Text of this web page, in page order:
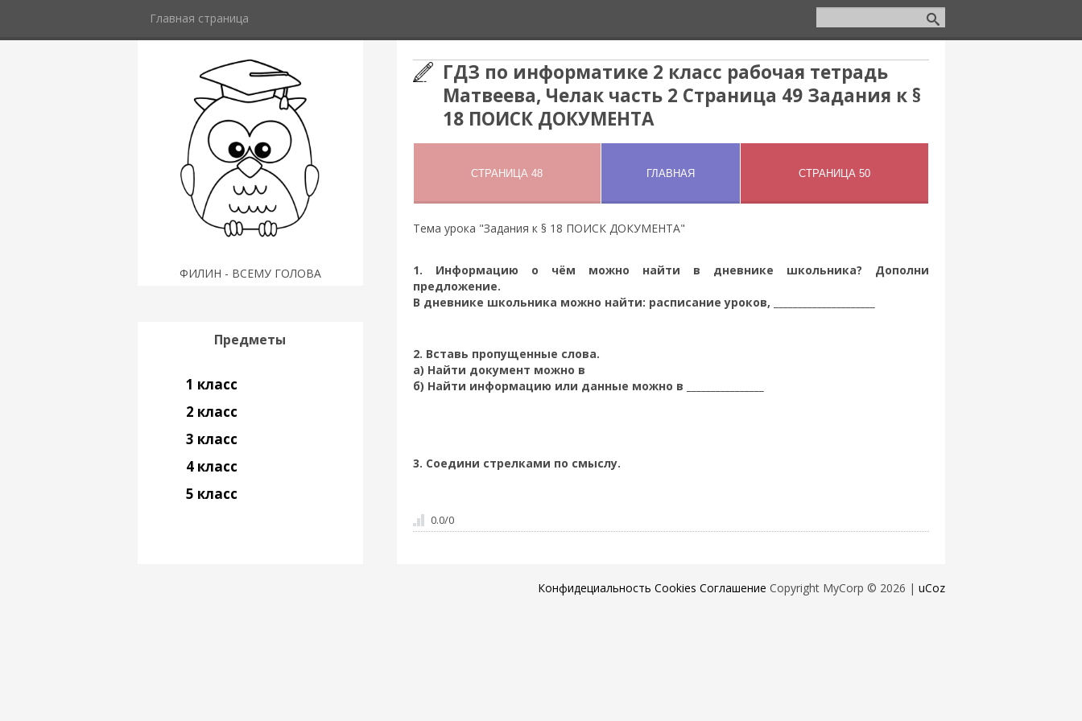
Главная страница
ФИЛИН - ВСЕМУ ГОЛОВА
ГДЗ по информатике 2 класс рабочая тетрадь
Матвеева, Челак часть 2 Страница 49 Задания к §
18 ПОИСК ДОКУМЕНТА
Тема урока "Задания к § 18 ПОИСК ДОКУМЕНТА"
1. Информацию о чём можно найти в дневнике школьника? Дополни
предложение.
В дневнике школьника можно найти: расписание уроков, _____________________
2. Вставь пропущенные слова.
а) Найти документ можно в
б) Найти информацию или данные можно в ________________
3. Соедини стрелками по смыслу.
0.0/0
Предметы
1 класс
2 класс
3 класс
4 класс
5 класс
Конфидециальность Cookies Соглашение Copyright MyCorp © 2026 | uCoz